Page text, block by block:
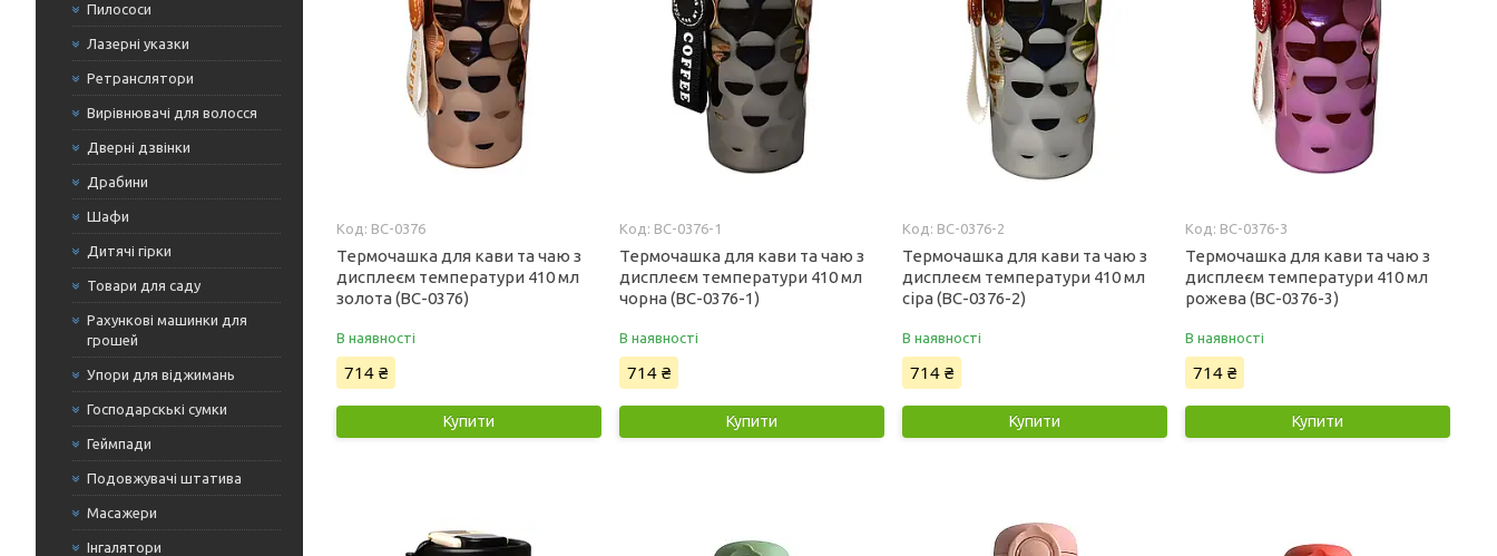
Пилососи
Лазерні указки
Ретранслятори
Вирівнювачі для волосся
Дверні дзвінки
Драбини
Шафи
Дитячі гірки
Товари для саду
Рахункові машинки для
грошей
Упори для віджимань
Господарскькі сумки
Геймпади
Подовжувачі штатива
Масажери
Інгалятори
BC-0376
Термочашка для кави та чаю з
дисплеєм температури 410 мл
золота (BC-0376)
В наявності
714 ₴
Купити
BC-0376-1
Термочашка для кави та чаю з
дисплеєм температури 410 мл
чорна (BC-0376-1)
В наявності
714 ₴
Купити
BC-0376-2
Термочашка для кави та чаю з
дисплеєм температури 410 мл
сіра (BC-0376-2)
В наявності
714 ₴
Купити
BC-0376-3
Термочашка для кави та чаю з
дисплеєм температури 410 мл
рожева (BC-0376-3)
В наявності
714 ₴
Купити